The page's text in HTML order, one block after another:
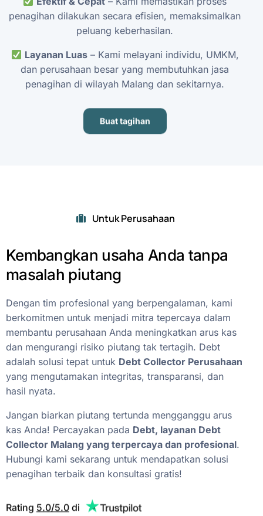
penagihan dilakukan secara efisien, memaksimalkan
peluang keberhasilan.
Layanan Luas – Kami melayani individu, UMKM,
dan perusahaan besar yang membutuhkan jasa
penagihan di wilayah Malang dan sekitarnya.
Buat tagihan
Untuk Perusahaan
Kembangkan usaha Anda tanpa
masalah piutang
Dengan tim profesional yang berpengalaman, kami
berkomitmen untuk menjadi mitra tepercaya dalam
membantu perusahaan Anda meningkatkan arus kas
dan mengurangi risiko piutang tak tertagih. Debt
adalah solusi tepat untuk Debt Collector Perusahaan
yang mengutamakan integritas, transparansi, dan
hasil nyata.
Jangan biarkan piutang tertunda mengganggu arus
kas Anda! Percayakan pada Debt, layanan Debt
Collector Malang yang terpercaya dan profesional.
Hubungi kami sekarang untuk mendapatkan solusi
penagihan terbaik dan konsultasi gratis!
Rating 5.0/5.0 di